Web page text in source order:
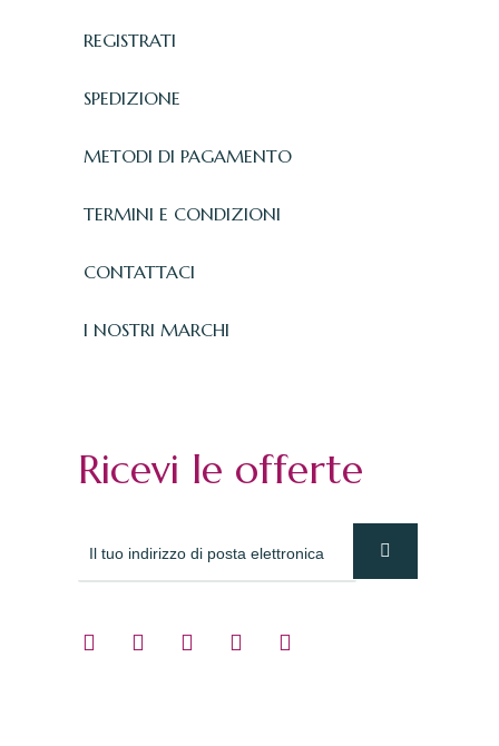
REGISTRATI
SPEDIZIONE
METODI DI PAGAMENTO
TERMINI E CONDIZIONI
CONTATTACI
I NOSTRI MARCHI
Ricevi le offerte